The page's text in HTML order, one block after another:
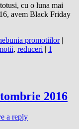
cu o luna mai
avem Black Friday
promotiilor |
, reduceri | 1
2016
a reply